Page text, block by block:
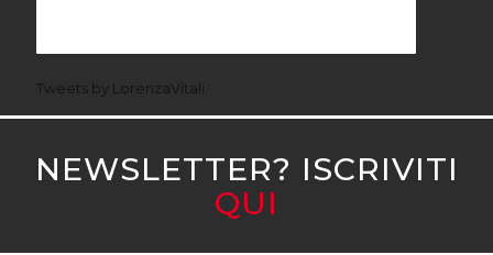
Tweets by LorenzaVitali
NEWSLETTER? ISCRIVITI
QUI